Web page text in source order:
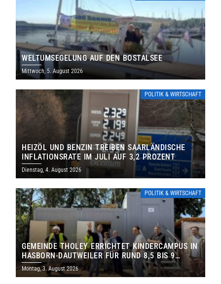
WELTUMSEGELUNG AUF DEN BOSTALSEE
Mittwoch, 5. August 2026
POLITIK & WIRTSCHAFT
HEIZÖL UND BENZIN TREIBEN SAARLÄNDISCHE
INFLATIONSRATE IM JULI AUF 3,2 PROZENT
Dienstag, 4. August 2026
POLITIK & WIRTSCHAFT
GEMEINDE THOLEY ERRICHTET KINDERCAMPUS IN
HASBORN-DAUTWEILER FÜR RUND 8,5 BIS 9
MILLIONEN EURO
Montag, 3. August 2026